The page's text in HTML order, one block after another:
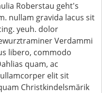
Roberstau geht's
nullam gravida lacus sit
yeuh. dolor
Verdammi
libero, commodo
quam, ac
elit sit
Christkindelsmärik